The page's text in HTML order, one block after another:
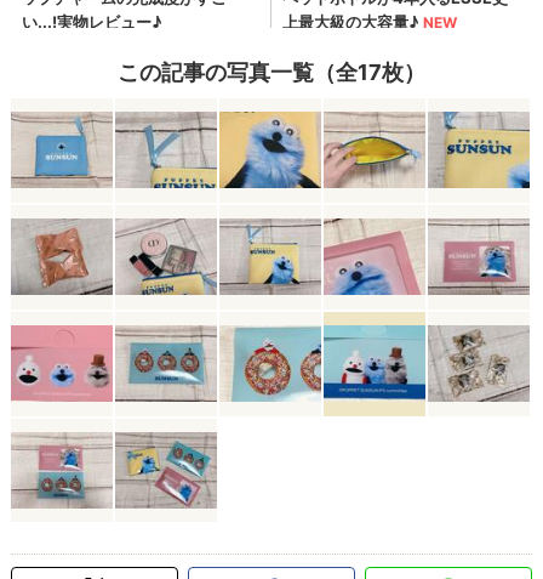
この記事の写真一覧（全17枚）